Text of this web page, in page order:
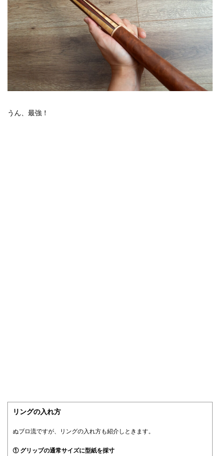
うん、最強！
リングの入れ方
ぬブロ流ですが、リングの入れ方も紹介しときます。
① グリップの通常サイズに型紙を採寸